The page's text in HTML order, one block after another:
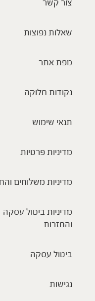
צור קשר
שאלות נפוצות
מפת אתר
נקודות חלוקה
תנאי שימוש
מדיניות פרטיות
מדיניות משלוחים
מדיניות ביטול עסקה
והחזרות
ביטול עסקה
נגישות